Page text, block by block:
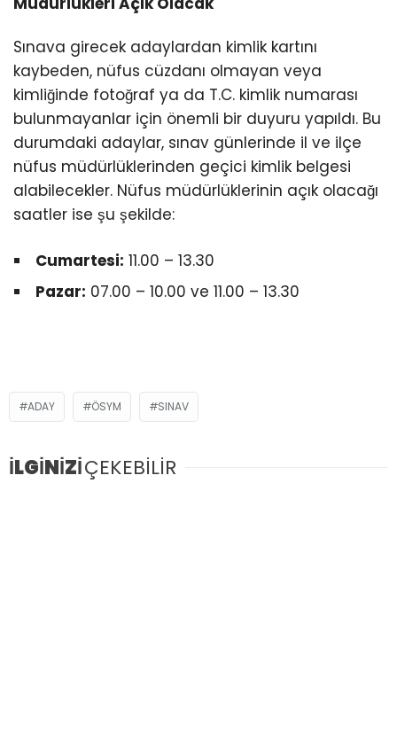
Sınava girecek adaylardan kimlik kartını
kaybeden, nüfus cüzdanı olmayan veya
kimliğinde fotoğraf ya da T.C. kimlik numarası
bulunmayanlar için önemli bir duyuru yapıldı. Bu
durumdaki adaylar, sınav günlerinde il ve ilçe
nüfus müdürlüklerinden geçici kimlik belgesi
alabilecekler. Nüfus müdürlüklerinin açık olacağı
saatler ise şu şekilde:
Cumartesi: 11.00 – 13.30
Pazar: 07.00 – 10.00 ve 11.00 – 13.30
ADAY ÖSYM SINAV
İLGİNİZİÇEKEBİLİR